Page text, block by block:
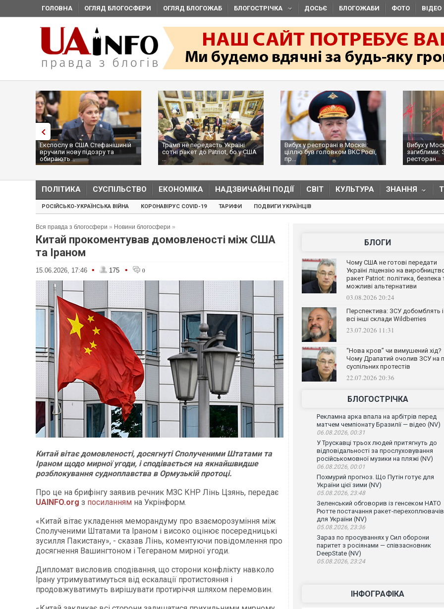
ГОЛОВНА ОГЛЯД БЛОГОСФЕРИ ОГЛЯД БЛОГОЖАБ БЛОГОСТРІЧКА ДОСЬЄ БЛОГОЖАБИ ФОТО ВІДЕО
Експослу в США Стефанішиній
вручили нову підозру та
обирають...
Трамп не передасть Україні
сотні ракет до Patriot, бо у США
...
Вибух у ресторані в Москві:
ціллю був головком ВКС Росії,
пр...
Вибух у
загиблими:
ресторан...
ПОЛІТИКА СУСПІЛЬСТВО ЕКОНОМІКА НАДЗВИЧАЙНІ ПОДІЇ СВІТ КУЛЬТУРА ЗНАННЯ
РОСІЙСЬКО-УКРАЇНСЬКА ВІЙНА КОРОНАВІРУС COVID-19 ТАРИФИ ПОДВИГИ УКРАЇНЦІВ
Вся правда з блогосфери » Новини блогосфери »
Китай прокоментував домовленості між США
та Іраном
15.06.2026, 17:46 • 175 • 0
Китай вітає домовленості, досягнуті Сполученими Штатами та
Іраном щодо мирної угоди, і сподівається на якнайшвидше
розблокування судноплавства в Ормузькій протоці.
Про це на брифінгу заявив речник МЗС КНР Лінь Цзянь, передає
UAINFO.org з посиланням на Укрінформ.
«Китай вітає укладення меморандуму про взаєморозуміння між
Сполученими Штатами та Іраном і високо оцінює посередницькі
зусилля Пакистану», - сказав Лінь, коментуючи повідомлення про
досягнення Вашингтоном і Тегераном мирної угоди.
Дипломат висловив сподівання, що сторони конфлікту навколо
Ірану утримуватимуться від ескалації протистояння і
продовжуватимуть вирішувати протиріччя шляхом перемовин.
БЛОГИ
Чому США не готові передати
Україні ліцензію на
ракет Patriot: політика, безпека
можливі альтернативи
03.08.2026 20:24
Перспектива: ЗСУ добомблять і
всі інші склади Wildberries
23.07.2026 11:31
“Нова кров” чи вимушений хід?
Чому Драпатий очолив ЗСУ на
суспільних протестів
22.07.2026 20:36
БЛОГОСТРІЧКА
Рекламна арка впала на арбітрів перед
матчем чемпіонату Бразилії — відео (NV)
06.08.2026, 00:31
У Трускавці трьох людей притягнуть до
відповідальності за прослуховування
російськомовної музики на пляжі (NV)
06.08.2026, 00:01
Похмурий прогноз. Що Путін готує для
України цієї зими (NV)
05.08.2026, 23:48
Зеленський обговорив із генсеком НАТО
Рютте постачання ракет-перехоплювачів
для України (NV)
05.08.2026, 23:36
Зараз по просуваннях у Сил оборони
паритет з росіянами — співзасновник
DeepState (NV)
05.08.2026, 23:24
ІНФОГРАФІКА